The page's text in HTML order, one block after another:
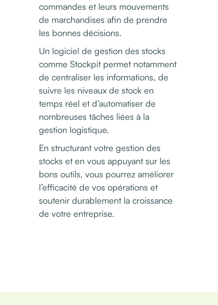
commandes et leurs mouvements
de marchandises afin de prendre
les bonnes décisions.
Un logiciel de gestion des stocks
comme Stockpit permet notamment
de centraliser les informations, de
suivre les niveaux de stock en
temps réel et d’automatiser de
nombreuses tâches liées à la
gestion logistique.
En structurant votre gestion des
stocks et en vous appuyant sur les
bons outils, vous pourrez améliorer
l’efficacité de vos opérations et
soutenir durablement la croissance
de votre entreprise.